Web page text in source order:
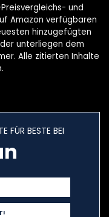
und
Amazon verfügbaren
hinzugefügten
unterliegen dem
Alle zitierten Inhalte
FÜR BESTE BEI